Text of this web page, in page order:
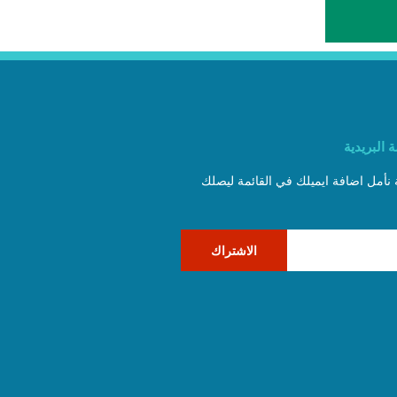
البريدية
نأمل اضافة ايميلك في القائمة ليصلك
الاشتراك